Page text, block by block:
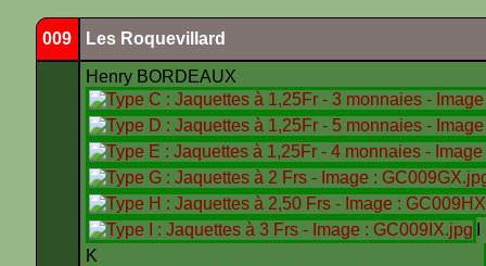
009 Les Roquevillard
Henry BORDEAUX
K